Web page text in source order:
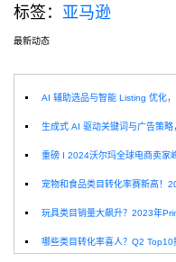
标签： 亚马逊
最新动态
AI 辅助选品与智能 Listing 优化
重磅 I 2024沃尔玛全球电商卖家
玩具类目销量大飙升？2023年